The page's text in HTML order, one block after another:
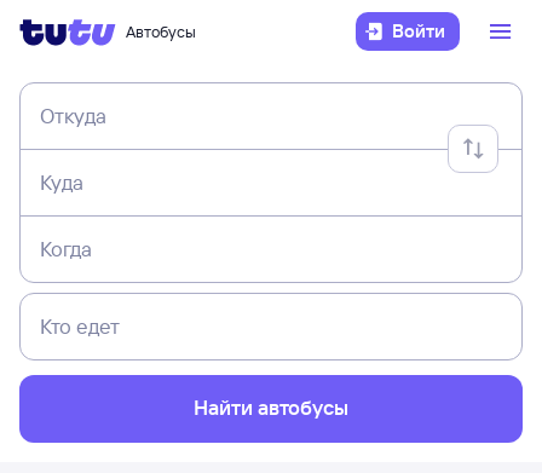
Автобусы Войти
Откуда
Куда
Когда
Кто едет
Найти автобусы